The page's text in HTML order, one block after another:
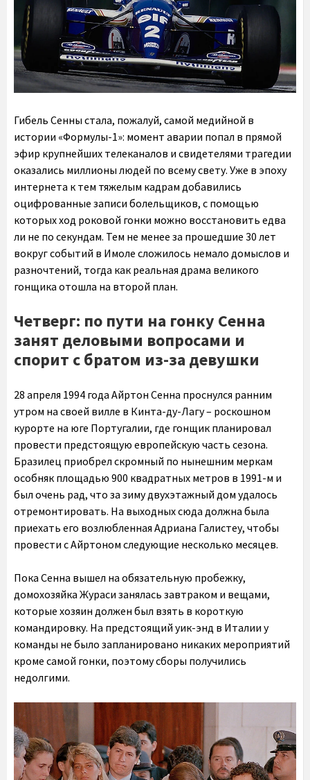
Гибель Сенны стала, пожалуй, самой медийной в
истории «Формулы-1»: момент аварии попал в прямой
эфир крупнейших телеканалов и свидетелями трагедии
оказались миллионы людей по всему свету. Уже в эпоху
интернета к тем тяжелым кадрам добавились
оцифрованные записи болельщиков, с помощью
которых ход роковой гонки можно восстановить едва
ли не по секундам. Тем не менее за прошедшие 30 лет
вокруг событий в Имоле сложилось немало домыслов и
разночтений, тогда как реальная драма великого
гонщика отошла на второй план.
Четверг: по пути на гонку Сенна
занят деловыми вопросами и
спорит с братом из-за девушки
28 апреля 1994 года Айртон Сенна проснулся ранним
утром на своей вилле в Кинта-ду-Лагу – роскошном
курорте на юге Португалии, где гонщик планировал
провести предстоящую европейскую часть сезона.
Бразилец приобрел скромный по нынешним меркам
особняк площадью 900 квадратных метров в 1991-м и
был очень рад, что за зиму двухэтажный дом удалось
отремонтировать. На выходных сюда должна была
приехать его возлюбленная Адриана Галистеу, чтобы
провести с Айртоном следующие несколько месяцев.
Пока Сенна вышел на обязательную пробежку,
домохозяйка Жураси занялась завтраком и вещами,
которые хозяин должен был взять в короткую
командировку. На предстоящий уик-энд в Италии у
команды не было запланировано никаких мероприятий
кроме самой гонки, поэтому сборы получились
недолгими.